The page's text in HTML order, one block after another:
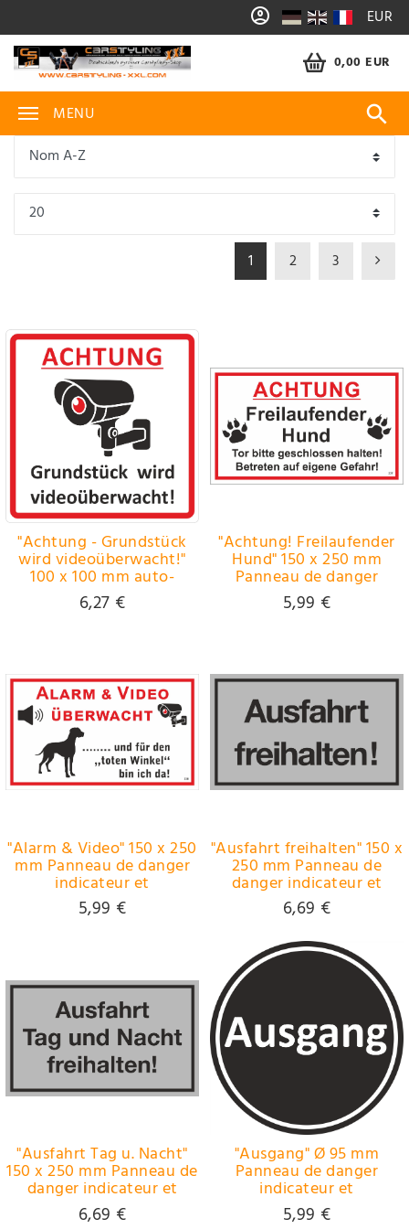
EUR
0,00 EUR
MENU
1 2 3
"Achtung - Grundstück
wird videoüberwacht!"
100 x 100 mm auto-
adhésif Panneau de
danger indicateur et
6,27 €
"Achtung! Freilaufender
Hund" 150 x 250 mm
Panneau de danger
indicateur et
d'interdiction PST-
5,99 €
"Alarm & Video" 150 x 250
mm Panneau de danger
indicateur et
d'interdiction PST-
plastique
5,99 €
"Ausfahrt freihalten" 150 x
250 mm Panneau de
danger indicateur et
d'interdiction PST-
plastique
6,69 €
"Ausfahrt Tag u. Nacht"
150 x 250 mm Panneau de
danger indicateur et
d'interdiction PST-
6,69 €
"Ausgang" Ø 95 mm
Panneau de danger
indicateur et
d'interdiction extincteur
5,99 €